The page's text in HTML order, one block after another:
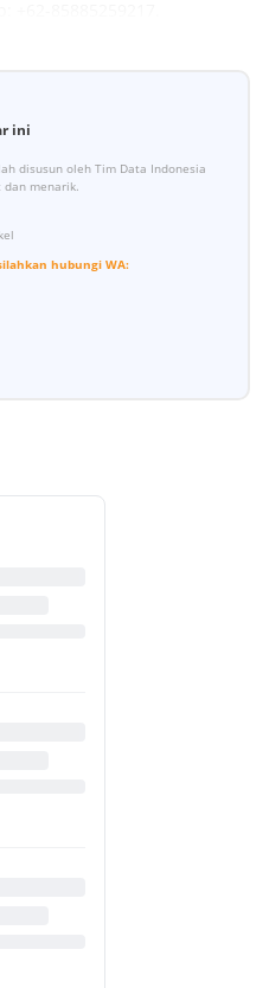
ini
disusun oleh Tim Data Indonesia
dan menarik.
hubungi WA: